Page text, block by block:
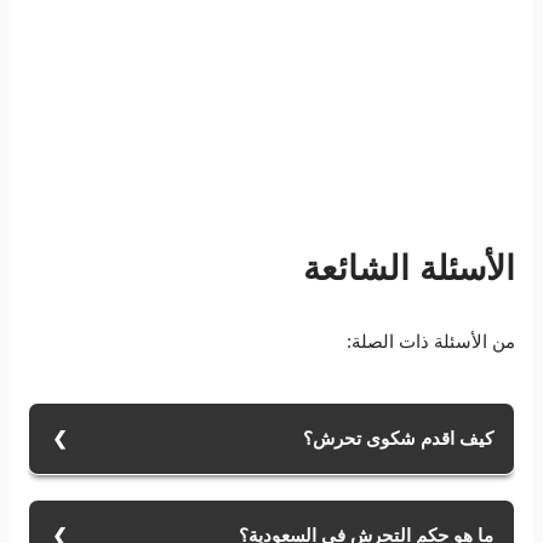
الأسئلة الشائعة
من الأسئلة ذات الصلة:
كيف اقدم شكوى تحرش؟
ما هو حكم التحرش في السعودية؟